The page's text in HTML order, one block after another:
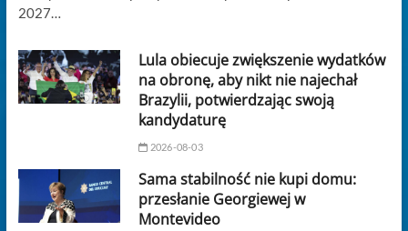
2027…
Lula obiecuje zwiększenie wydatków
na obronę, aby nikt nie najechał
Brazylii, potwierdzając swoją
kandydaturę
2026-08-03
Sama stabilność nie kupi domu:
przesłanie Georgiewej w
Montevideo